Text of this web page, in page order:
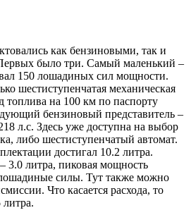
как бензиновыми, так и
было три. Самый маленький –
150 лошадиных сил мощности.
шестиступенчатая механическая
топлива на 100 км по паспорту
бензиновый представитель –
л.с. Здесь уже доступна на выбор
либо шестиступенчатый автомат.
достигал 10.2 литра.
литра, пиковая мощность
лошадиные силы. Тут также можно
Что касается расхода, то
литра.